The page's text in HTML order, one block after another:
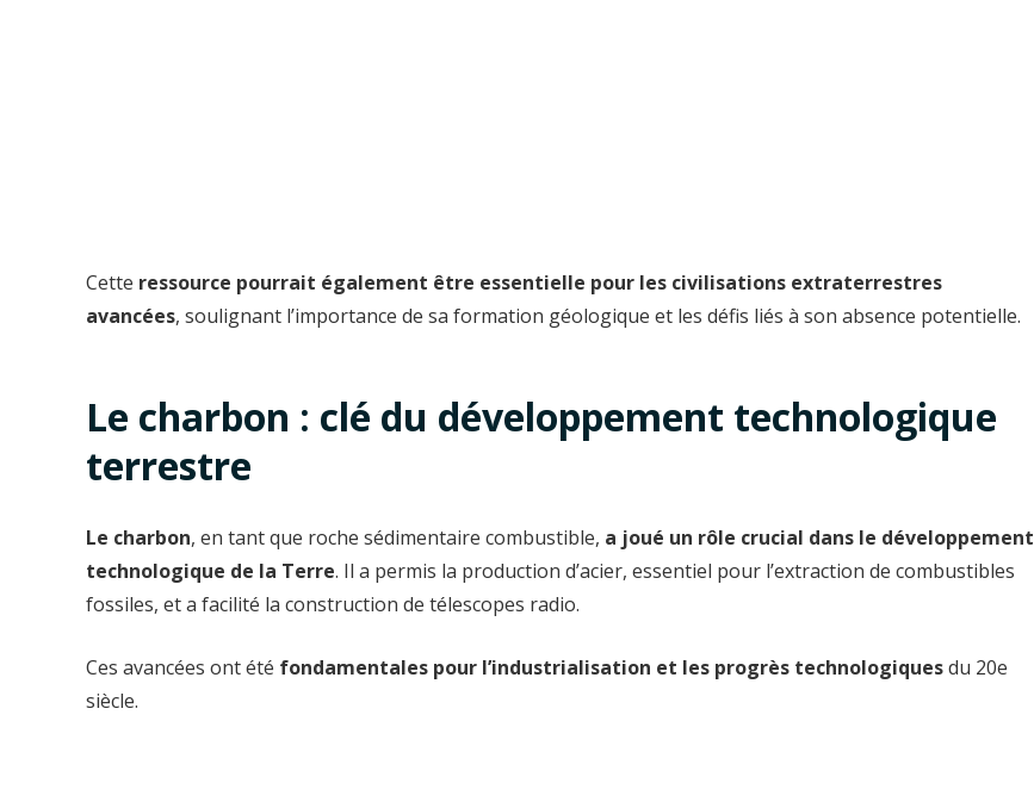
Cette ressource pourrait également être essentielle pour les civilisations extraterrestres
avancées, soulignant l’importance de sa formation géologique et les défis liés à son absence potentielle.
Le charbon : clé du développement technologique
terrestre
Le charbon, en tant que roche sédimentaire combustible, a joué un rôle crucial dans le développement
technologique de la Terre. Il a permis la production d’acier, essentiel pour l’extraction de combustibles
fossiles, et a facilité la construction de télescopes radio.
Ces avancées ont été fondamentales pour l’industrialisation et les progrès technologiquesdu 20e
siècle.